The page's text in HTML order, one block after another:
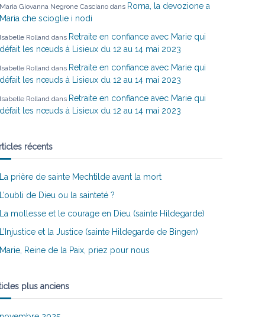
Maria Giovanna Negrone Casciano dans Roma, la devozione a
Maria che scioglie i nodi
Isabelle Rolland dans Retraite en confiance avec Marie qui
défait les nœuds à Lisieux du 12 au 14 mai 2023
Isabelle Rolland dans Retraite en confiance avec Marie qui
défait les nœuds à Lisieux du 12 au 14 mai 2023
Isabelle Rolland dans Retraite en confiance avec Marie qui
défait les nœuds à Lisieux du 12 au 14 mai 2023
récents
La prière de sainte Mechtilde avant la mort
L’oubli de Dieu ou la sainteté ?
La mollesse et le courage en Dieu (sainte Hildegarde)
L’Injustice et la Justice (sainte Hildegarde de Bingen)
Marie, Reine de la Paix, priez pour nous
plus anciens